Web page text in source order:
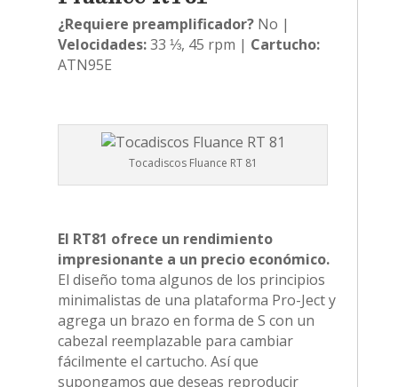
¿Requiere preamplificador?No |
Velocidades:33 ⅓, 45 rpm | Cartucho:
ATN95E
Tocadiscos Fluance RT 81
El RT81 ofrece un rendimiento
impresionante a un precio económico.
El diseño toma algunos de los principios
minimalistas de una plataforma Pro-Ject y
agrega un brazo en forma de S con un
cabezal reemplazable para cambiar
fácilmente el cartucho. Así que
supongamos que deseas reproducir